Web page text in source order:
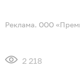
Реклама. ООО
2 218